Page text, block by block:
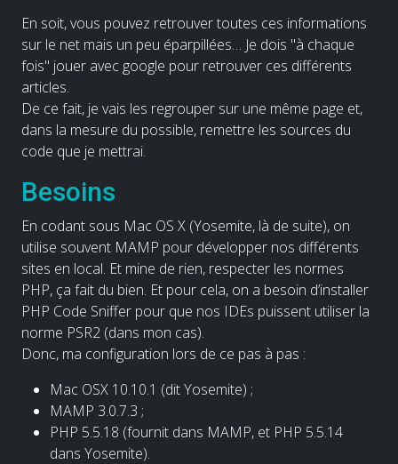
En soit, vous pouvez retrouver toutes ces informations
sur le net mais un peu éparpillées… Je dois "à chaque
fois" jouer avec google pour retrouver ces différents
articles.
De ce fait, je vais les regrouper sur une même page et,
dans la mesure du possible, remettre les sources du
code que je mettrai.
Besoins
En codant sous Mac OS X (Yosemite, là de suite), on
utilise souvent MAMP pour développer nos différents
sites en local. Et mine de rien, respecter les normes
PHP, ça fait du bien. Et pour cela, on a besoin d’installer
PHP Code Sniffer pour que nos IDEs puissent utiliser la
norme PSR2 (dans mon cas).
Donc, ma configuration lors de ce pas à pas :
Mac OSX 10.10.1 (dit Yosemite) ;
MAMP 3.0.7.3 ;
PHP 5.5.18 (fournit dans MAMP, et PHP 5.5.14
dans Yosemite).